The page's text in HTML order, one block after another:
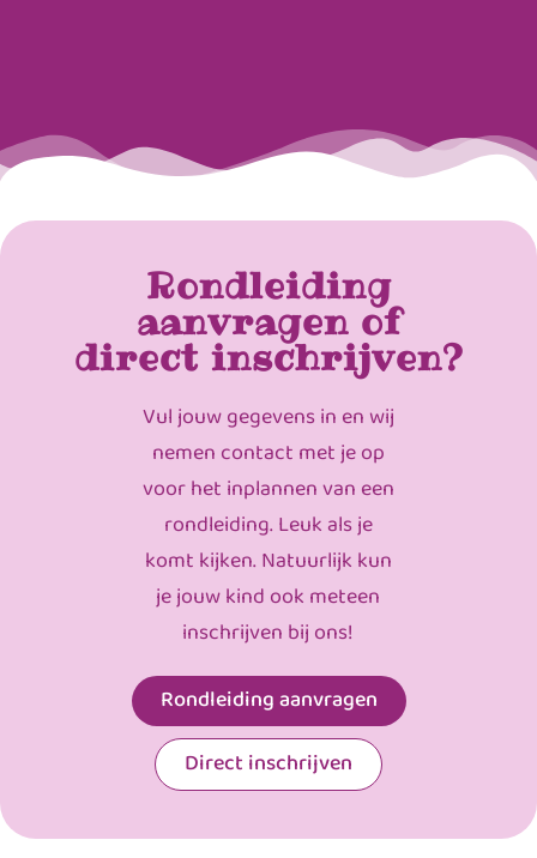
Rondleiding
aanvragen of
direct inschrijven?
Vul jouw gegevens in en wij
nemen contact met je op
voor het inplannen van een
rondleiding. Leuk als je
komt kijken. Natuurlijk kun
je jouw kind ook meteen
inschrijven bij ons!
Rondleiding aanvragen
Direct inschrijven